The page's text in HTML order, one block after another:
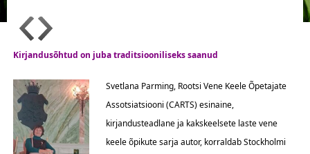
Kirjandusõhtud on juba traditsiooniliseks saanud
Svetlana Parming, Rootsi Vene Keele Õpetajate
Assotsiatsiooni (CARTS) esinaine,
kirjandusteadlane ja kakskeelsete laste vene
keele õpikute sarja autor, korraldab Stockholmi